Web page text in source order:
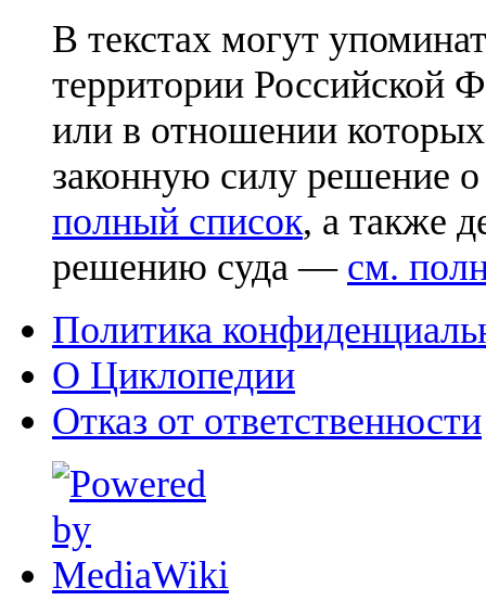
В текстах могут
территории Российской
или в отношении
законную силу решение
полный список, а также
решению суда — см.
Политика
О Циклопедии
Отказ от ответственности